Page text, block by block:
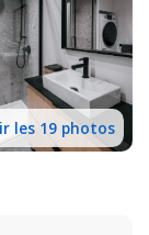
les 19 photos